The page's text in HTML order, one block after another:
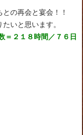
の再会と宴会！！
いと思います。
＝２１８時間／７６日